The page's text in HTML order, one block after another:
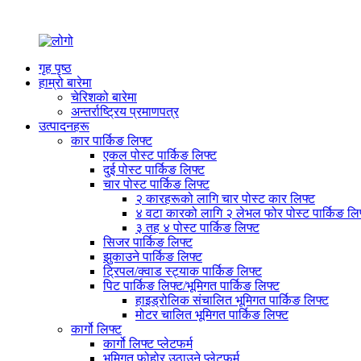
गृह पृष्ठ
हाम्रो बारेमा
चेरिशको बारेमा
अन्तर्राष्ट्रिय प्रमाणपत्र
उत्पादनहरू
कार पार्किङ लिफ्ट
एकल पोस्ट पार्किङ लिफ्ट
दुई पोस्ट पार्किङ लिफ्ट
चार पोस्ट पार्किङ लिफ्ट
२ कारहरूको लागि चार पोस्ट कार लिफ्ट
४ वटा कारको लागि २ लेभल फोर पोस्ट पार्किङ
३ तह ४ पोस्ट पार्किङ लिफ्ट
सिजर पार्किङ लिफ्ट
झुकाउने पार्किङ लिफ्ट
ट्रिपल/क्वाड स्ट्याक पार्किङ लिफ्ट
पिट पार्किङ लिफ्ट/भूमिगत पार्किङ लिफ्ट
हाइड्रोलिक संचालित भूमिगत पार्किङ लिफ्ट
मोटर चालित भूमिगत पार्किङ लिफ्ट
कार्गो लिफ्ट
कार्गो लिफ्ट प्लेटफर्म
भूमिगत फोहोर उठाउने प्लेटफर्म